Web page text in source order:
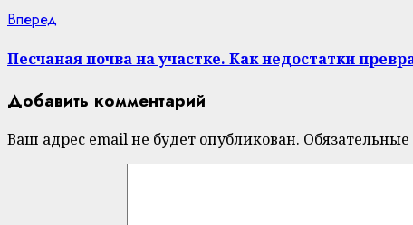
Вперед
Песчаная почва на участке. Как недостатки
Добавить комментарий
Ваш адрес email не будет опубликован.